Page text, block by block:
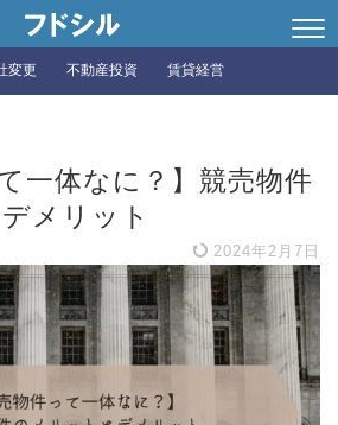
変更 不動産投資 賃貸経営
一体なに？】競売物件
メリット
2024年2月7日